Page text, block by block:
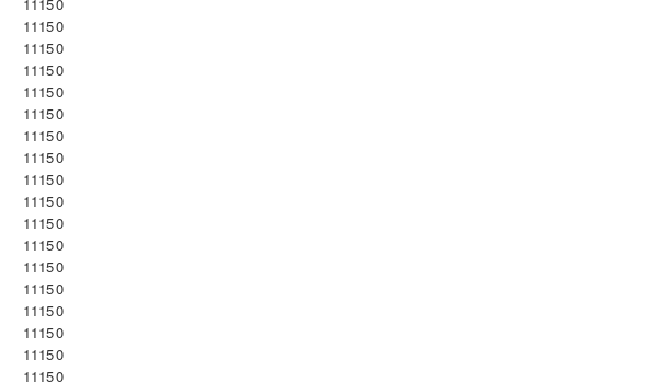
11150
11150
11150
11150
11150
11150
11150
11150
11150
11150
11150
11150
11150
11150
11150
11150
11150